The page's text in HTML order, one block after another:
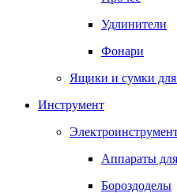
Удлинители
Фонари
Ящики и сумки для
Инструмент
Аппараты
Бороздоделы